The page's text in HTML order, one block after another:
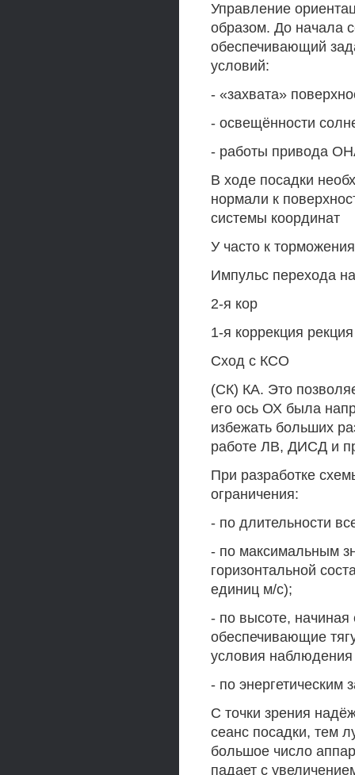
Управление
образом. До начала
обеспечивающий
условий:
- «захвата»
- освещённости
- работы привода
В ходе посадки
нормали к
системы координат
У часто к торможения
Импульс перехода
2-я кор
1-я коррекция рекция
Сход с КСО
(СК) КА. Это
его ось ОХ была
избежать больших
работе ЛВ, ДИСД и
При разработке
ограничения:
- по длительности
- по максимальным
горизонтальной
единиц м/с);
- по высоте, начиная
обеспечивающие
условия наблюдения
- по энергетическим
С точки зрения
сеанс посадки, тем
большое число
падает с